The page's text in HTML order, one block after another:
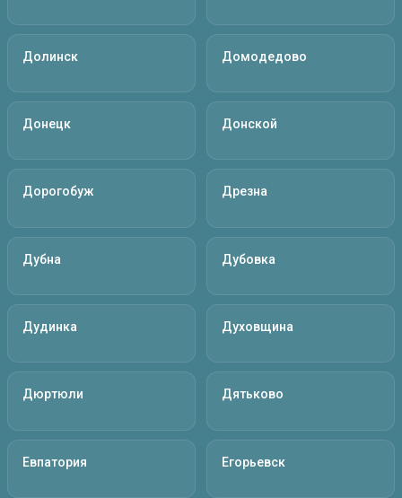
Долинск Домодедово
Донецк Донской
Дорогобуж Дрезна
Дубна Дубовка
Дудинка Духовщина
Дюртюли Дятьково
Евпатория Егорьевск